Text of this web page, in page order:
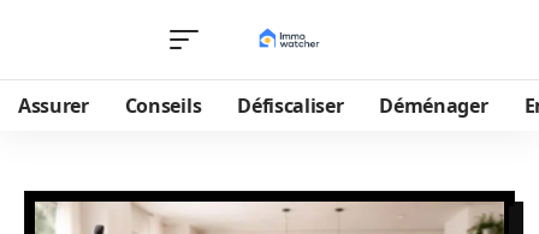
Assurer Conseils Défiscaliser Déménager